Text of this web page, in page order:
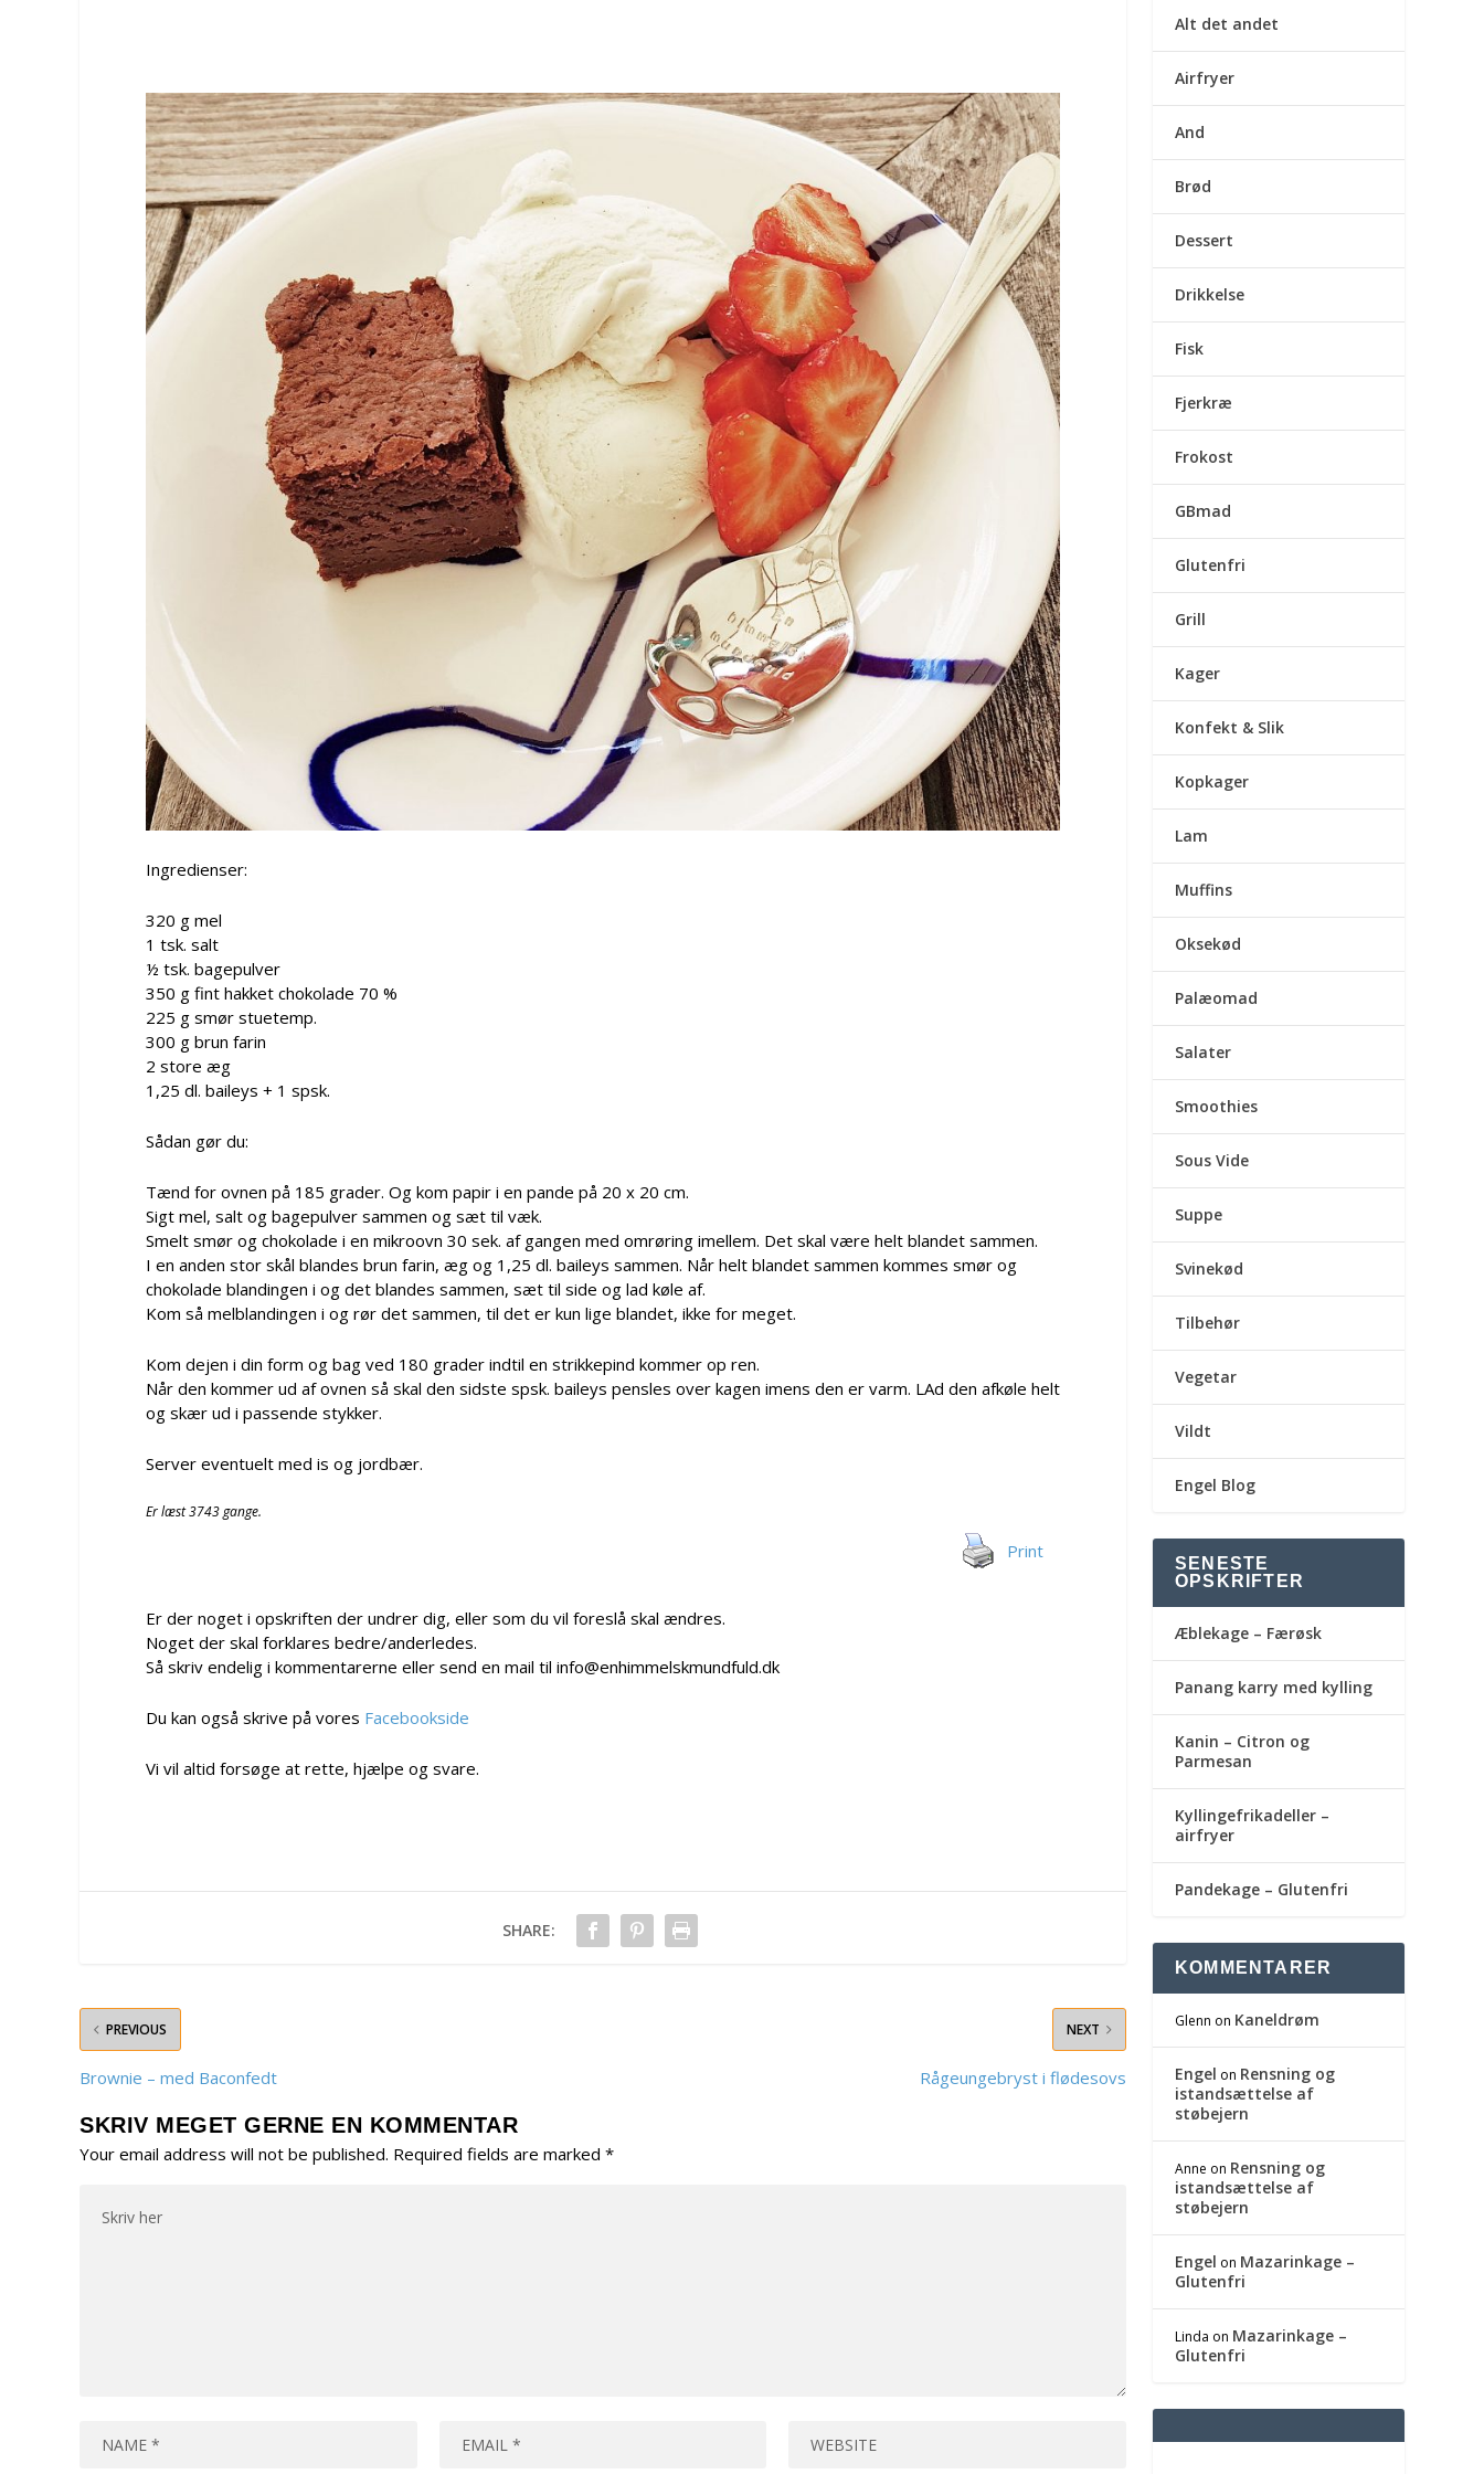
Ingredienser:
320 g mel
1 tsk. salt
½ tsk. bagepulver
350 g fint hakket chokolade 70 %
225 g smør stuetemp.
300 g brun farin
2 store æg
1,25 dl. baileys + 1 spsk.
Sådan gør du:
Tænd for ovnen på 185 grader. Og kom papir i en pande på 20 x 20 cm.
Sigt mel, salt og bagepulver sammen og sæt til væk.
Smelt smør og chokolade i en mikroovn 30 sek. af gangen med omrøring imellem. Det skal være helt blandet sammen.
I en anden stor skål blandes brun farin, æg og 1,25 dl. baileys sammen. Når helt blandet sammen kommes smør og
chokolade blandingen i og det blandes sammen, sæt til side og lad køle af.
Kom så melblandingen i og rør det sammen, til det er kun lige blandet, ikke for meget.
Kom dejen i din form og bag ved 180 grader indtil en strikkepind kommer op ren.
Når den kommer ud af ovnen så skal den sidste spsk. baileys pensles over kagen imens den er varm. LAd den afkøle helt
og skær ud i passende stykker.
Server eventuelt med is og jordbær.
Er læst 3743 gange.
Print
Er der noget i opskriften der undrer dig, eller som du vil foreslå skal ændres.
Noget der skal forklares bedre/anderledes.
Så skriv endelig i kommentarerne eller send en mail til info@enhimmelskmundfuld.dk
Du kan også skrive på vores Facebookside
Vi vil altid forsøge at rette, hjælpe og svare.
SHARE:
PREVIOUS
Brownie – med Baconfedt
NEXT
Rågeungebryst i flødesovs
SKRIV MEGET GERNE EN KOMMENTAR
Your email address will not be published. Required fields are marked *
Alt det andet
Airfryer
And
Brød
Dessert
Drikkelse
Fisk
Fjerkræ
Frokost
GBmad
Glutenfri
Grill
Kager
Konfekt & Slik
Kopkager
Lam
Muffins
Oksekød
Palæomad
Salater
Smoothies
Sous Vide
Suppe
Svinekød
Tilbehør
Vegetar
Vildt
Engel Blog
SENESTE
OPSKRIFTER
Æblekage – Færøsk
Panang karry med kylling
Kanin – Citron og
Parmesan
Kyllingefrikadeller –
airfryer
Pandekage – Glutenfri
KOMMENTARER
Glenn on Kaneldrøm
Engel on Rensning og
istandsættelse af
støbejern
Anne on Rensning og
istandsættelse af
støbejern
Engel on Mazarinkage –
Glutenfri
Linda on Mazarinkage –
Glutenfri